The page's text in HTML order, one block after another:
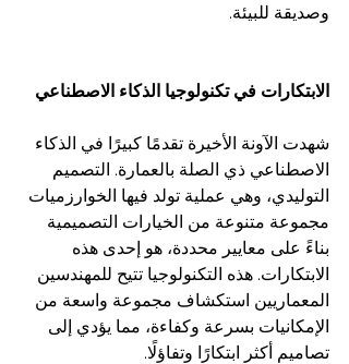
وصديقة للبيئة.
الابتكارات في تكنولوجيا الذكاء الاصطناعي
شهدت الآونة الأخيرة تقدمًا كبيرًا في الذكاء
الاصطناعي ذي الصلة بالعمارة. التصميم
التوليدي، وهي عملية تولد فيها الخوارزميات
مجموعة متنوعة من الخيارات التصميمية
بناءً على معايير محددة، هو إحدى هذه
الابتكارات. هذه التكنولوجيا تتيح للمهندسين
المعماريين استكشاف مجموعة واسعة من
الإمكانيات بسرعة وكفاءة، مما يؤدي إلى
تصاميم أكثر ابتكارًا وتفاؤلًا.